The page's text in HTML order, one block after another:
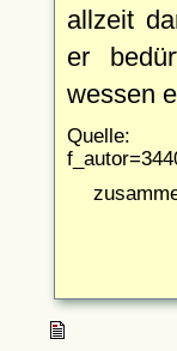
allzeit
er
wessen
Quelle: